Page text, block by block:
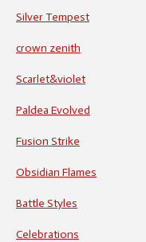
Silver Tempest
crown zenith
Scarlet&violet
Paldea Evolved
Fusion Strike
Obsidian Flames
Battle Styles
Celebrations